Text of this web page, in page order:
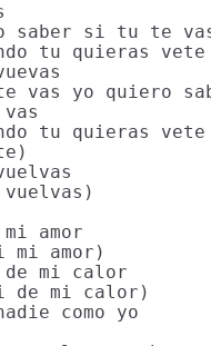
saber si tu te
tu quieras vete
vas yo quiero
tu quieras vete
amor
amor)
mi calor
mi calor)
como yo